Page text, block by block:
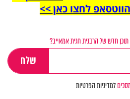
לחצו כאן >>
חדש של הרבנית חגית אמאייב?
למדיניות הפרטיות